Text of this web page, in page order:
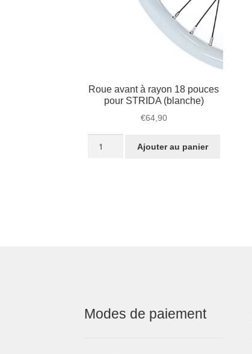
Roue avant à rayon 18 pouces
pour STRIDA (blanche)
€64,90
Ajouter au panier
Modes de paiement